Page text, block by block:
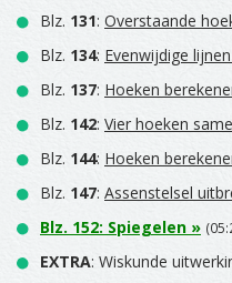
Blz. 131: Overstaande
Blz. 134: Evenwijdige
Blz. 137: Hoeken
Blz. 142: Vier hoeken
Blz. 144: Hoeken
Blz. 147: Assenstelsel
Blz. 152: Spiegelen »
EXTRA: Wiskunde